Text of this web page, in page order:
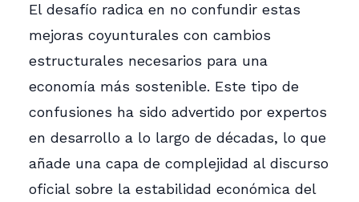
El desafío radica en no confundir estas
mejoras coyunturales con cambios
estructurales necesarios para una
economía más sostenible. Este tipo de
confusiones ha sido advertido por expertos
en desarrollo a lo largo de décadas, lo que
añade una capa de complejidad al discurso
oficial sobre la estabilidad económica del